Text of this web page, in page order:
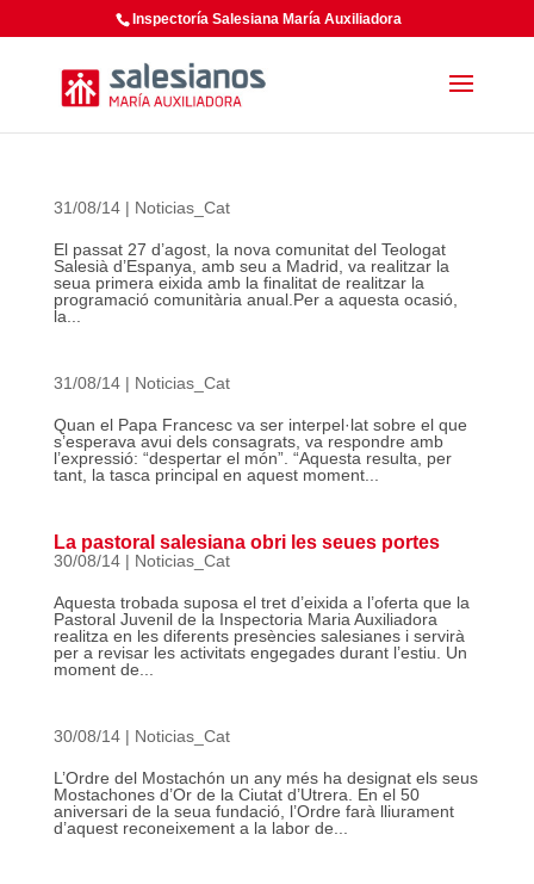
Inspectoría Salesiana María Auxiliadora
31/08/14| Noticias_Cat
El passat 27 d’agost, la nova comunitat del Teologat
Salesià d’Espanya, amb seu a Madrid, va realitzar la
seua primera eixida amb la finalitat de realitzar la
programació comunitària anual.Per a aquesta ocasió,
la...
31/08/14| Noticias_Cat
Quan el Papa Francesc va ser interpel·lat sobre el que
s’esperava avui dels consagrats, va respondre amb
l’expressió: “despertar el món”. “Aquesta resulta, per
tant, la tasca principal en aquest moment...
La pastoral salesiana obri les seues portes
30/08/14| Noticias_Cat
Aquesta trobada suposa el tret d’eixida a l’oferta que la
Pastoral Juvenil de la Inspectoria Maria Auxiliadora
realitza en les diferents presències salesianes i servirà
per a revisar les activitats engegades durant l’estiu. Un
moment de...
30/08/14| Noticias_Cat
L’Ordre del Mostachón un any més ha designat els seus
Mostachones d’Or de la Ciutat d’Utrera. En el 50
aniversari de la seua fundació, l’Ordre farà lliurament
d’aquest reconeixement a la labor de...